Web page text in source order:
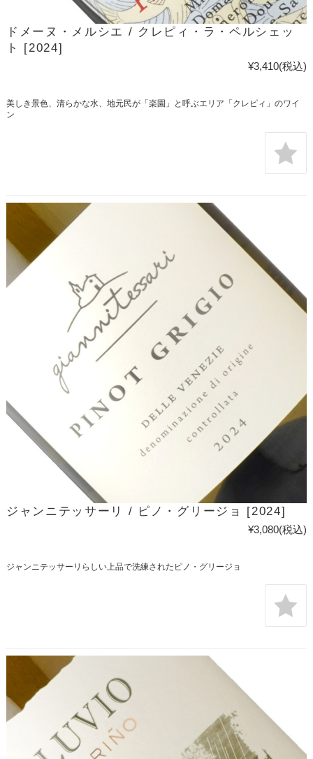
ドメーヌ・メルシエ / クレピィ・ラ・ペルシェッ
ト [2024]
¥3,410(税込)
美しき景色、清らかな水、地元民が「楽園」と呼ぶエリア「クレピィ」のワイ
ン
ジャンニテッサーリ / ピノ・グリージョ [2024]
¥3,080(税込)
ジャンニテッサーリらしい上品で洗練されたピノ・グリージョ